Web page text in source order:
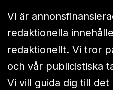
Vi är
redaktionella
redaktionellt. Vi tror
och vår publicistiska
Vi vill guida dig till det